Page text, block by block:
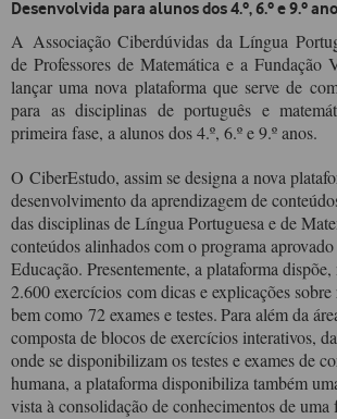
Desenvolvida para alunos dos 4.º, 6.º e 9.º
A Associação Ciberdúvidas da Língua
de Professores de Matemática e a Fundação
lançar uma nova plataforma que serve de
para as disciplinas de português e
primeira fase, a alunos dos 4.º, 6.º e 9.º anos.
O CiberEstudo, assim se designa a nova
desenvolvimento da aprendizagem de
das disciplinas de Língua Portuguesa e de
conteúdos alinhados com o programa
Educação. Presentemente, a plataforma
2.600 exercícios com dicas e explicações
bem como 72 exames e testes.Para além da
composta de blocos de exercícios interativos,
onde se disponibilizam os testes e exames de
humana, a plataforma disponibiliza também
vista à consolidação de conhecimentos de uma